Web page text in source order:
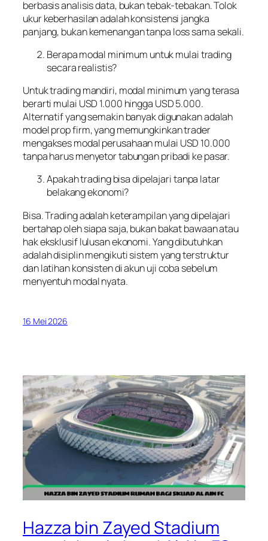
berbasis analisis data, bukan tebak-tebakan. Tolok
ukur keberhasilan adalah konsistensi jangka
panjang, bukan kemenangan tanpa loss sama sekali.
Berapa modal minimum untuk mulai trading
secara realistis?
Untuk trading mandiri, modal minimum yang terasa
berarti mulai USD 1.000 hingga USD 5.000.
Alternatif yang semakin banyak digunakan adalah
model prop firm, yang memungkinkan trader
mengakses modal perusahaan mulai USD 10.000
tanpa harus menyetor tabungan pribadi ke pasar.
Apakah trading bisa dipelajari tanpa latar
belakang ekonomi?
Bisa. Trading adalah keterampilan yang dipelajari
bertahap oleh siapa saja, bukan bakat bawaan atau
hak eksklusif lulusan ekonomi. Yang dibutuhkan
adalah disiplin mengikuti sistem yang terstruktur
dan latihan konsisten di akun uji coba sebelum
menyentuh modal nyata.
16 Mei 2026
Hazza bin Zayed Stadium